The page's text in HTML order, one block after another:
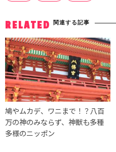
RELATED 関連する記事
鳩やムカデ、ワニまで！？八百
万の神のみならず、神獣も多種
多様のニッポン